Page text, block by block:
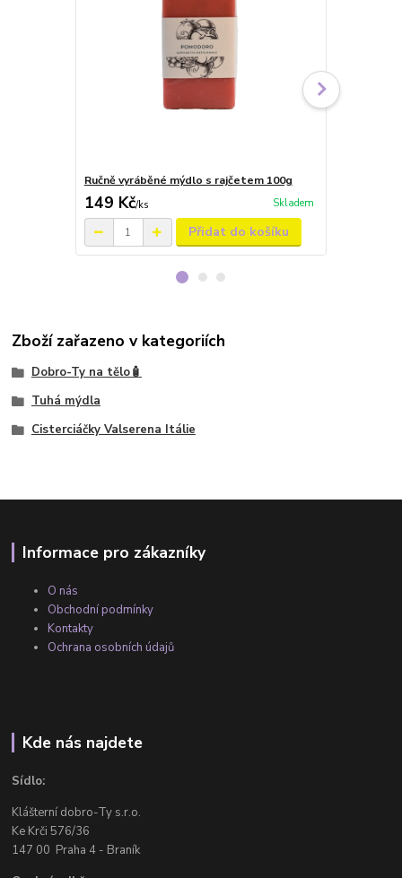
Ručně vyráběné mýdlo s rajčetem 100g
149 Kč/ks Skladem
Přidat do košíku
Zboží zařazeno v kategoriích
Dobro-Ty na tělo🧴
Tuhá mýdla
Cisterciáčky Valserena Itálie
Informace pro zákazníky
O nás
Obchodní podmínky
Kontakty
Ochrana osobních údajů
Kde nás najdete
Sídlo:
Klášterní dobro-Ty s.r.o.
Ke Krči 576/36
147 00 Praha 4 - Braník